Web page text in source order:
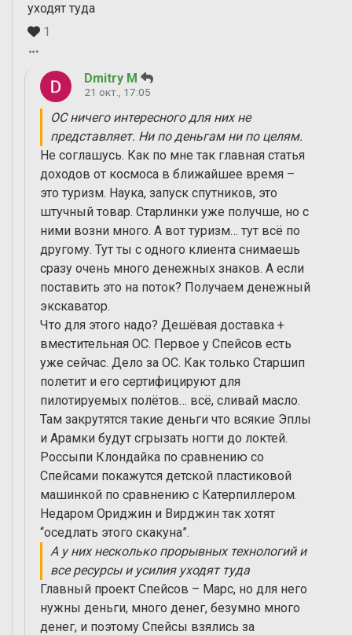
уходят туда
1
Dmitry M
21 окт., 17:05
ОС ничего интересного для них не
представляет. Ни по деньгам ни по целям.
Не соглашусь. Как по мне так главная статья
доходов от космоса в ближайшее время –
это туризм. Наука, запуск спутников, это
штучный товар. Старлинки уже получше, но с
ними возни много. А вот туризм… тут всё по
другому. Тут ты с одного клиента снимаешь
сразу очень много денежных знаков. А если
поставить это на поток? Получаем денежный
экскаватор.
Что для этого надо? Дешёвая доставка +
вместительная ОС. Первое у Спейсов есть
уже сейчас. Дело за ОС. Как только Старшип
полетит и его сертифицируют для
пилотируемых полётов… всё, сливай масло.
Там закрутятся такие деньги что всякие Эплы
и Арамки будут сгрызать ногти до локтей.
Россыпи Клондайка по сравнению со
Спейсами покажутся детской пластиковой
машинкой по сравнению с Катерпиллером.
Недаром Ориджин и Вирджин так хотят
“оседлать этого скакуна”.
А у них несколько прорывных технологий и
все ресурсы и усилия уходят туда
Главный проект Спейсов – Марс, но для него
нужны деньги, много денег, безумно много
денег, и поэтому Спейсы взялись за